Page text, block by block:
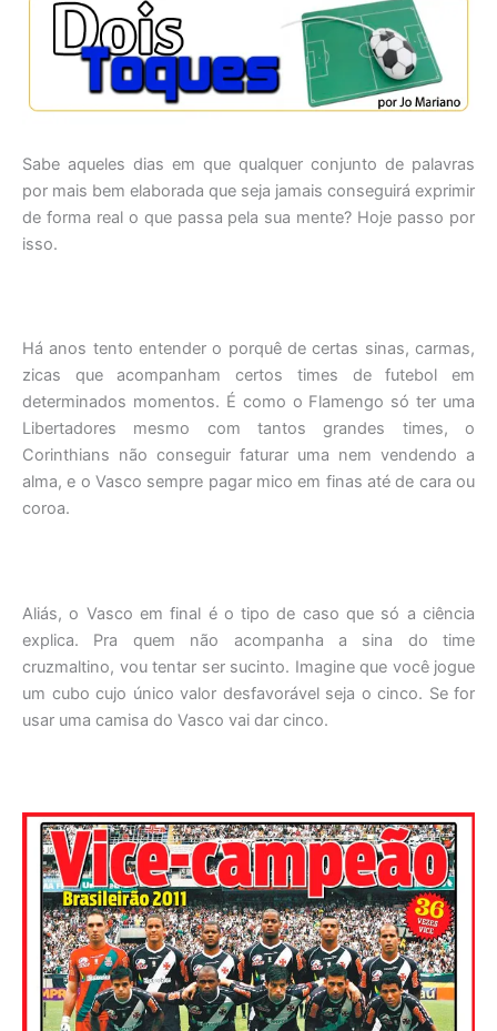
Sabe aqueles dias em que qualquer conjunto de palavras
por mais bem elaborada que seja jamais conseguirá exprimir
de forma real o que passa pela sua mente? Hoje passo por
isso.
Há anos tento entender o porquê de certas sinas, carmas,
zicas que acompanham certos times de futebol em
determinados momentos. É como o Flamengo só ter uma
Libertadores mesmo com tantos grandes times, o
Corinthians não conseguir faturar uma nem vendendo a
alma, e o Vasco sempre pagar mico em finas até de cara ou
coroa.
Aliás, o Vasco em final é o tipo de caso que só a ciência
explica. Pra quem não acompanha a sina do time
cruzmaltino, vou tentar ser sucinto. Imagine que você jogue
um cubo cujo único valor desfavorável seja o cinco. Se for
usar uma camisa do Vasco vai dar cinco.